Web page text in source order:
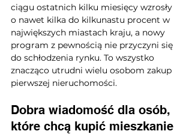
ciągu ostatnich kilku miesięcy wzrosły
o nawet kilka do kilkunastu procent w
największych miastach kraju, a nowy
program z pewnością nie przyczyni się
do schłodzenia rynku. To wszystko
znacząco utrudni wielu osobom zakup
pierwszej nieruchomości.
Dobra wiadomość dla osób,
które chcą kupić mieszkanie